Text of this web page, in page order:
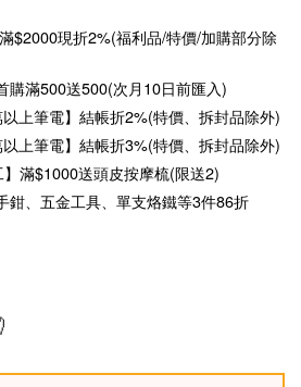
$2000現折2%(福利品/特價/加購部分除
購滿500送500(次月10日前匯入)
上筆電】結帳折2%(特價、拆封品除外)
上筆電】結帳折3%(特價、拆封品除外)
】滿$1000送頭皮按摩梳(限送2)
鉗、五金工具、單支烙鐵等3件86折